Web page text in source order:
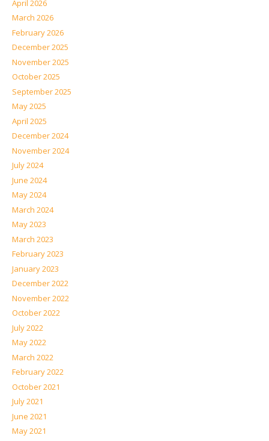
April 2026
March 2026
February 2026
December 2025
November 2025
October 2025
September 2025
May 2025
April 2025
December 2024
November 2024
July 2024
June 2024
May 2024
March 2024
May 2023
March 2023
February 2023
January 2023
December 2022
November 2022
October 2022
July 2022
May 2022
March 2022
February 2022
October 2021
July 2021
June 2021
May 2021